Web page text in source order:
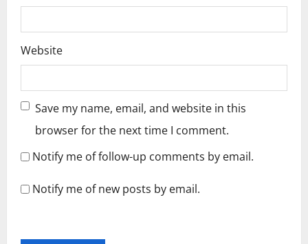
Website
Save my name, email, and website in this
browser for the next time I comment.
Notify me of follow-up comments by email.
Notify me of new posts by email.